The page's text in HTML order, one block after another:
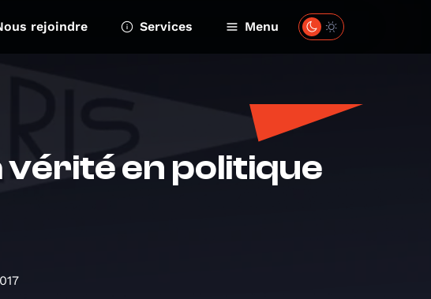
rejoindre Services Menu
vérité en politique